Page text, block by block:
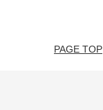
PAGE TOP